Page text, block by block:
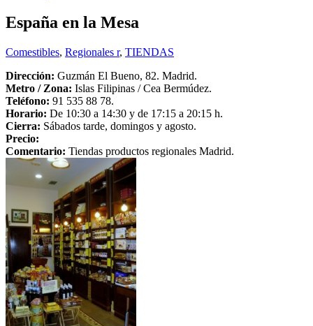
España en la Mesa
Comestibles, Regionales r, TIENDAS
Dirección: Guzmán El Bueno, 82. Madrid.
Metro / Zona: Islas Filipinas / Cea Bermúdez.
Teléfono: 91 535 88 78.
Horario: De 10:30 a 14:30 y de 17:15 a 20:15 h.
Cierra: Sábados tarde, domingos y agosto.
Precio:
Comentario: Tiendas productos regionales Madrid.